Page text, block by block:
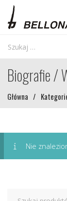
Biografie /
Główna /
Nie